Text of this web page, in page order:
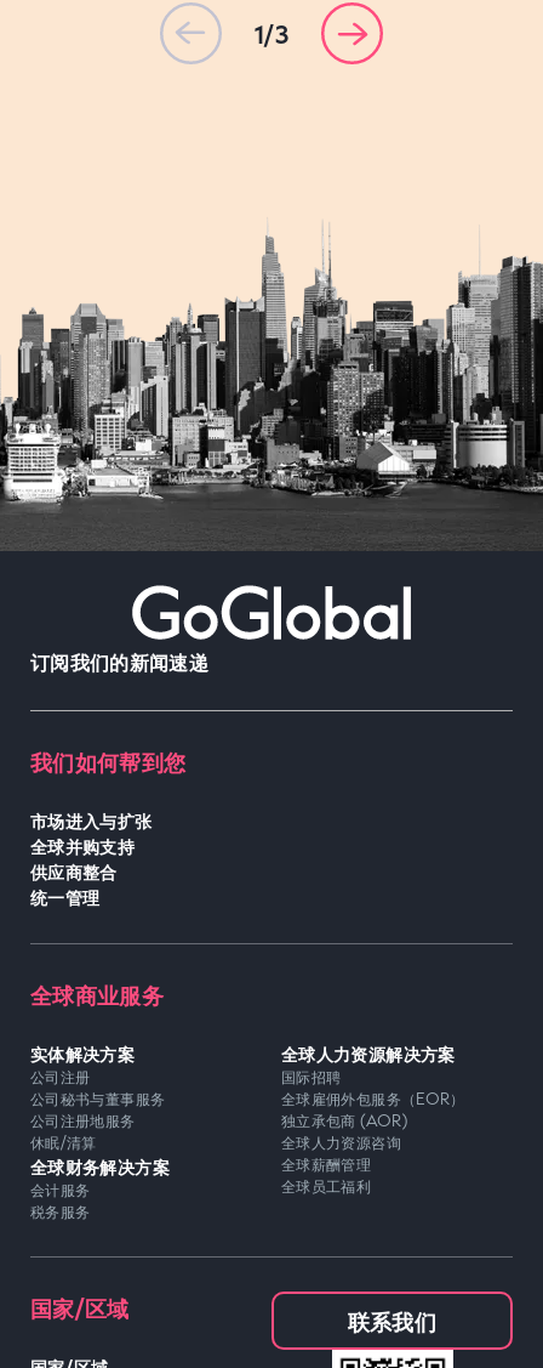
1/3
订阅我们的新闻速递
我们如何帮到您
市场进入与扩张
全球并购支持
供应商整合
统一管理
全球商业服务
实体解决方案
公司注册
公司秘书与董事服务
公司注册地服务
休眠/清算
全球财务解决方案
会计服务
税务服务
全球人力资源解决方案
国际招聘
全球雇佣外包服务（EOR）
独立承包商 (AOR)
全球人力资源咨询
全球薪酬管理
全球员工福利
国家/区域 联系我们